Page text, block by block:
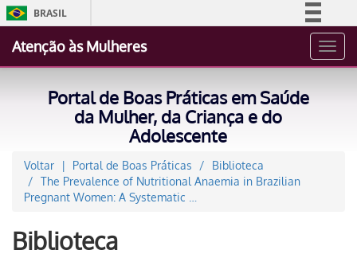
BRASIL
Acesso à informação
Atenção às Mulheres
Portal de Boas Práticas em Saúde
da Mulher, da Criança e do
Adolescente
Voltar Portal de Boas Práticas
Biblioteca
The Prevalence of Nutritional Anaemia in Brazilian
Pregnant Women: A Systematic …
Biblioteca